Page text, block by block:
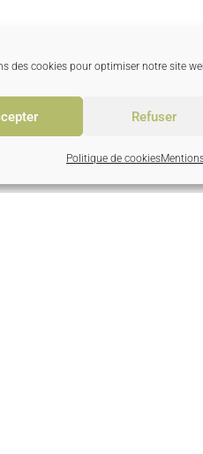
des cookies pour optimiser notre site
Refuser
Politique de cookies